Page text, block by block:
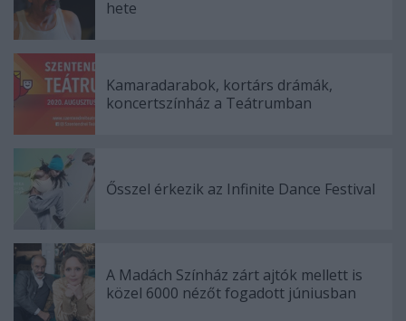
hete
Kamaradarabok, kortárs drámák,
koncertszínház a Teátrumban
Ősszel érkezik az Infinite Dance Festival
A Madách Színház zárt ajtók mellett is
közel 6000 nézőt fogadott júniusban